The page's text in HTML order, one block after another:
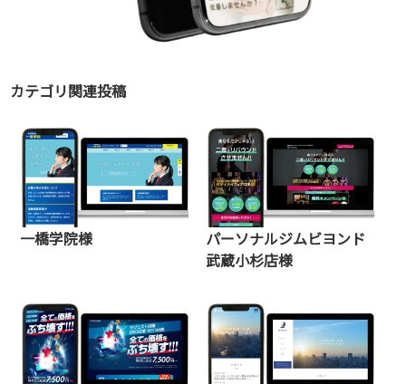
カテゴリ関連投稿
一橋学院様
パーソナルジムビヨンド
武蔵小杉店様